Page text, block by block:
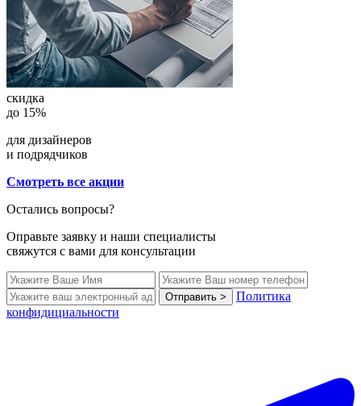
скидка
до 15%
для дизайнеров
и подрядчиков
Смотреть все акции
Остались вопросы?
Оправьте заявку и наши специалисты
свяжутся с вами для консультации
Отправить >
Политика
конфидициальности